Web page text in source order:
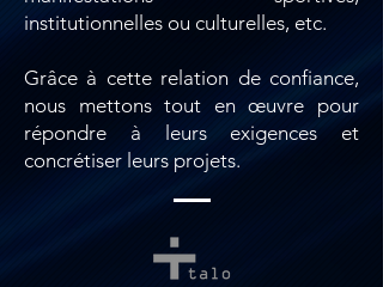
institutionnelles ou culturelles, etc.
Grâce à cette relation de confiance,
nous mettons tout en œuvre pour
répondre à leurs exigences et
concrétiser leurs projets.